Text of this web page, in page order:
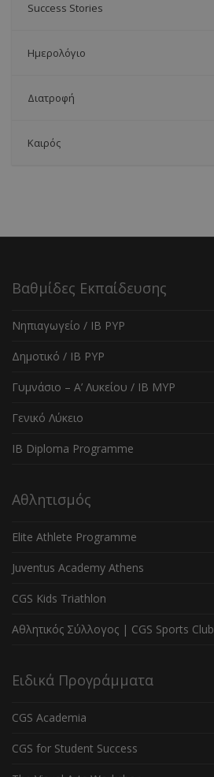
Success Stories
Ημερολόγιο
Διατροφή
Καιρός
Βαθμίδες Εκπαίδευσης
Νηπιαγωγείο / IB PYP
Δημοτικό / IB PYP
Γυμνάσιο – Α’ Λυκείου / IB MYP
Γενικό Λύκειο
IB Diploma Programme
Αθλητισμός
Elite Athlete Programme
Juventus Academy Athens
CGS Kids Triathlon
Αθλητικός Σύλλογος | CGS Sports Club
Ειδικά Προγράμματα
CGS Academia
CGS for Student Success